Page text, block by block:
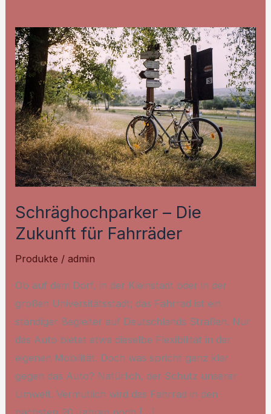
Schräghochparker – Die
Zukunft für Fahrräder
Produkte /admin
Ob auf dem Dorf, in der Kleinstadt oder in der
großen Universitätsstadt; das Fahrrad ist ein
ständiger Begleiter auf Deutschlands Straßen. Nur
das Auto bietet etwa dieselbe Flexibilität in der
eigenen Mobilität. Doch was spricht ganz klar
gegen das Auto? Natürlich, der Schutz unserer
Umwelt. Vermutlich wird das Fahrrad in den